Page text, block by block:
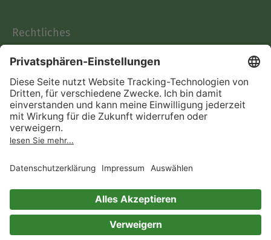
Rechtliches
AGB
Informationen nach Data
Act
Verträge hier kündigen
Impressum
Immer ein gutes Buch